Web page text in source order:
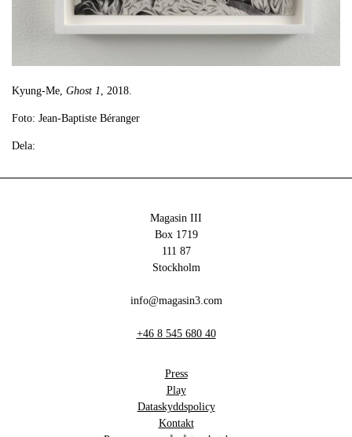
Kyung-Me, Ghost 1 , 2018.
Foto: Jean-Baptiste Béranger
Dela:
Magasin III
Box 1719
111 87
Stockholm
info@magasin3.com
+46 8 545 680 40
Press
Play
Dataskyddspolicy
Kontakt